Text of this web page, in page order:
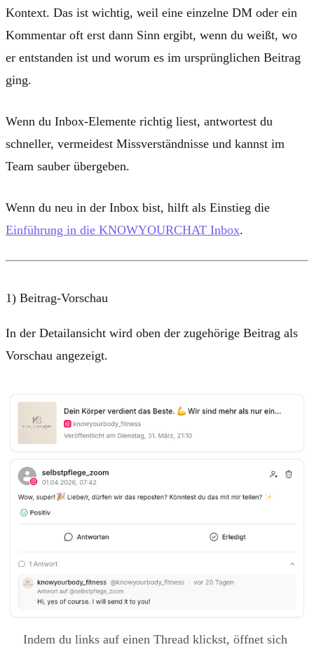
Kontext. Das ist wichtig, weil eine einzelne DM oder ein
Kommentar oft erst dann Sinn ergibt, wenn du weißt, wo
er entstanden ist und worum es im ursprünglichen Beitrag
ging.
Wenn du Inbox-Elemente richtig liest, antwortest du
schneller, vermeidest Missverständnisse und kannst im
Team sauber übergeben.
Wenn du neu in der Inbox bist, hilft als Einstieg die
Einführung in die KNOWYOURCHAT Inbox.
1) Beitrag-Vorschau
In der Detailansicht wird oben der zugehörige Beitrag als
Vorschau angezeigt.
Indem du links auf einen Thread klickst, öffnet sich